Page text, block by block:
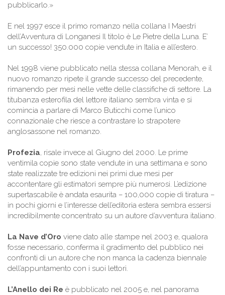
pubblicarlo.»
E nel 1997 esce il primo romanzo nella collana I Maestri
dell’Avventura di Longanesi Il titolo è Le Pietre della Luna. E’
un successo! 350.000 copie vendute in Italia e all’estero.
Nel 1998 viene pubblicato nella stessa collana Menorah, e il
nuovo romanzo ripete il grande successo del precedente,
rimanendo per mesi nelle vette delle classifiche di settore. La
titubanza esterofila del lettore italiano sembra vinta e si
comincia a parlare di Marco Buticchi come l’unico
connazionale che riesce a contrastare lo strapotere
anglosassone nel romanzo.
Profezia, risale invece al Giugno del 2000. Le prime
ventimila copie sono state vendute in una settimana e sono
state realizzate tre edizioni nei primi due mesi per
accontentare gli estimatori sempre più numerosi. L’edizione
supertascabile è andata esaurita – 100,000 copie di tiratura –
in pochi giorni e l’interesse dell’editoria estera sembra essersi
incredibilmente concentrato su un autore d’avventura italiano.
La Nave d’Oro viene dato alle stampe nel 2003 e, qualora
fosse necessario, conferma il gradimento del pubblico nei
confronti di un autore che non manca la cadenza biennale
dell’appuntamento con i suoi lettori.
L’Anello dei Re è pubblicato nel 2005 e, nel panorama